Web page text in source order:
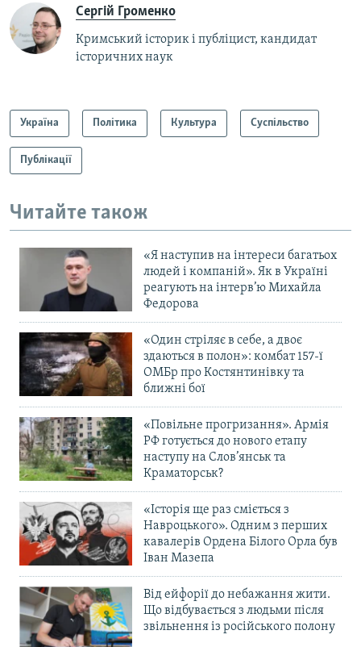
Сергій Громенко
Кримський історик і публіцист, кандидат
історичних наук
Україна Політика Культура Суспільство
Публікації
Читайте також
«Я наступив на інтереси багатьох
людей і компаній». Як в Україні
реагують на інтерв’ю Михайла
Федорова
«Один стріляє в себе, а двоє
здаються в полон»: комбат 157-ї
ОМБр про Костянтинівку та
ближні бої
«Повільне прогризання». Армія
РФ готується до нового етапу
наступу на Слов’янськ та
Краматорськ?
«Історія ще раз сміється з
Навроцького». Одним з перших
кавалерів Ордена Білого Орла був
Іван Мазепа
Від ейфорії до небажання жити.
Що відбувається з людьми після
звільнення із російського полону